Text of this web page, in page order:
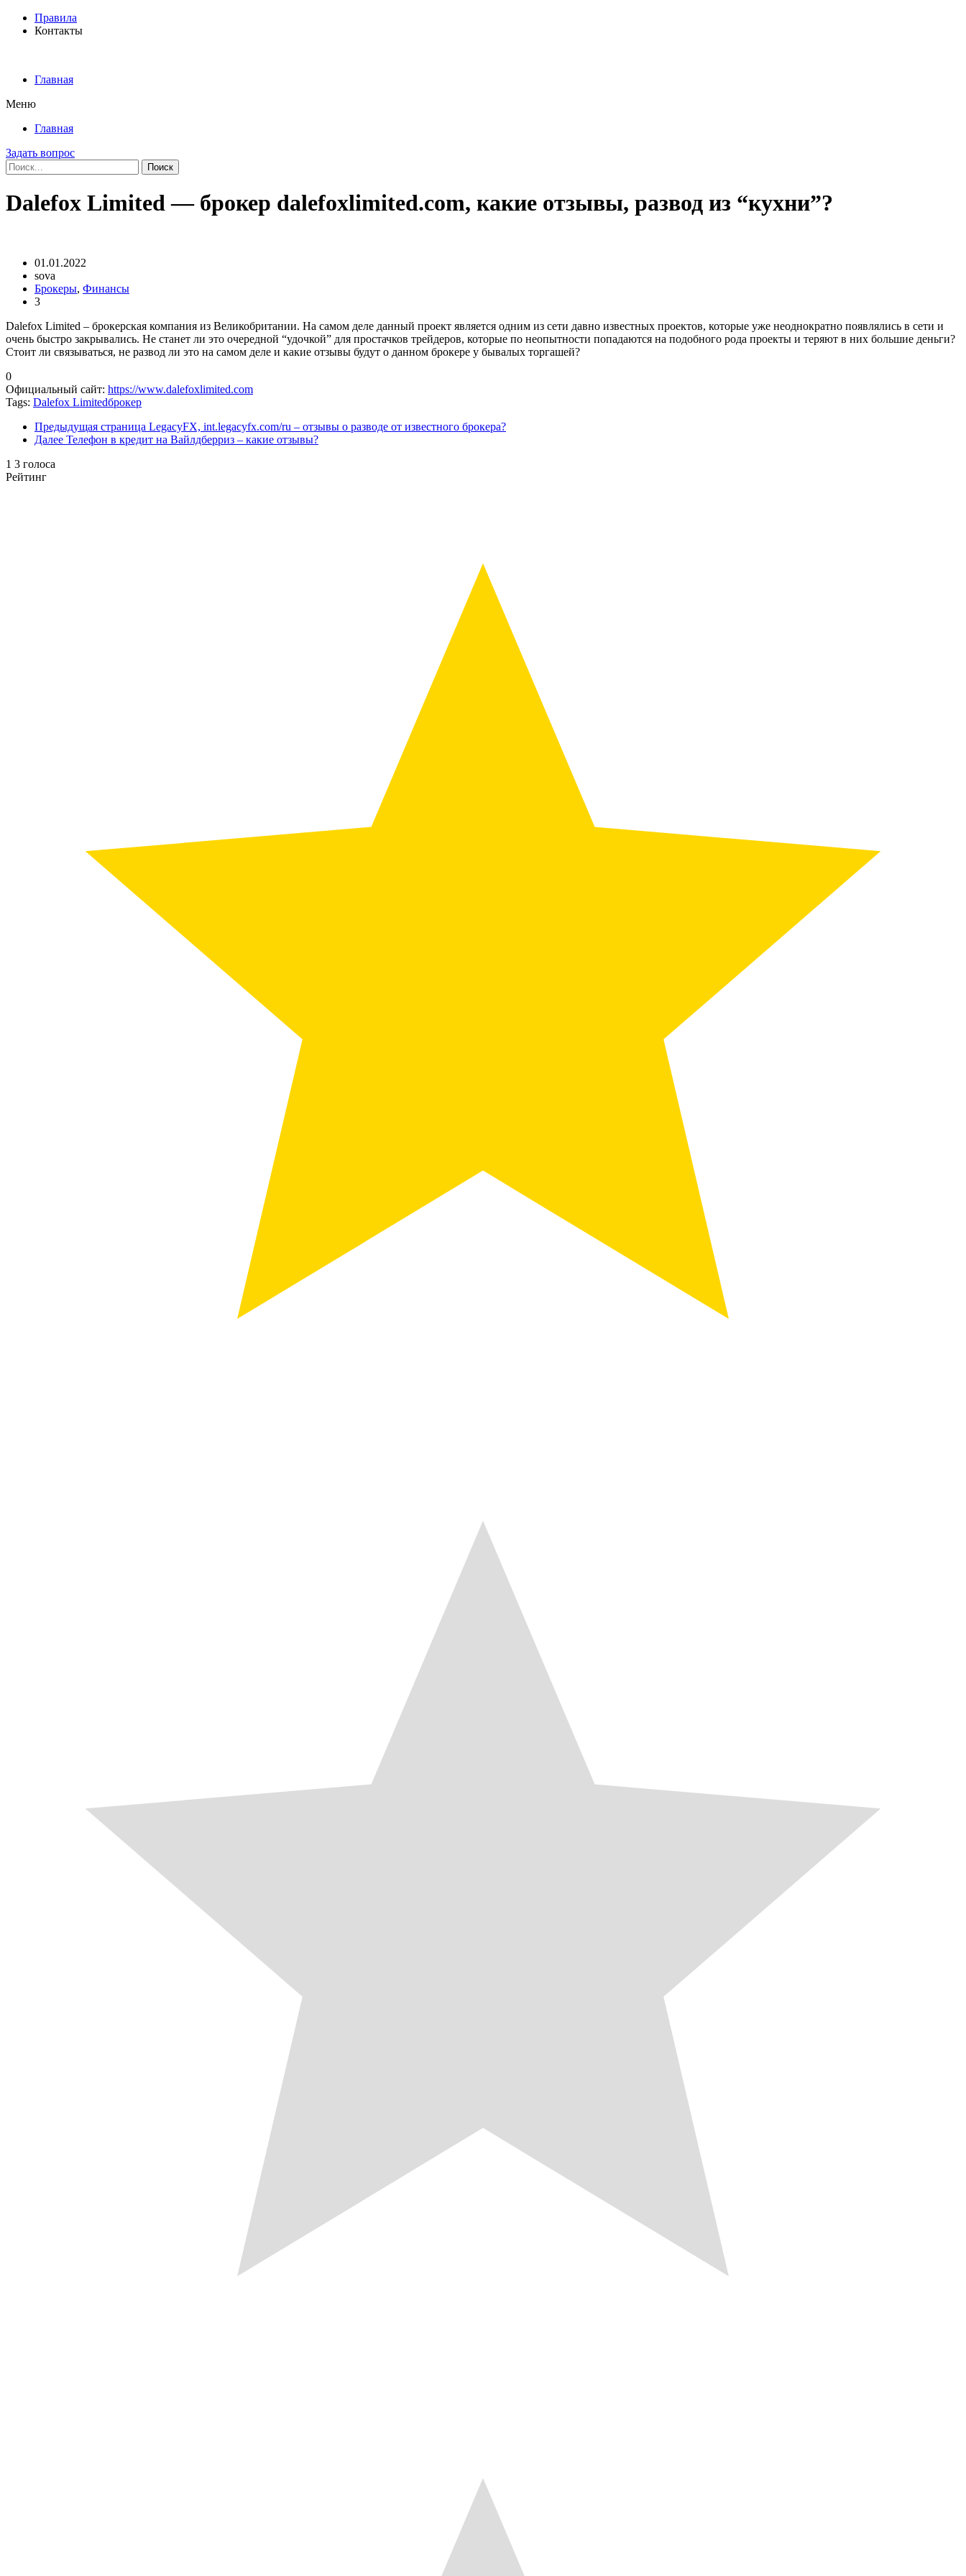
Правила
Контакты
Главная
Меню
Главная
Задать вопрос
Поиск
Dalefox Limited — брокер dalefoxlimited.com, какие отзывы, развод из “кухни”?
01.01.2022
sova
Брокеры, Финансы
3
Dalefox Limited – брокерская компания из Великобритании. На самом деле данный проект является одним из сети давно известных проектов, которые уже неоднократно появлялись в сети и
очень быстро закрывались. Не станет ли это очередной “удочкой” для простачков трейдеров, которые по неопытности попадаются на подобного рода проекты и теряют в них большие деньги?
Стоит ли связываться, не развод ли это на самом деле и какие отзывы будут о данном брокере у бывалых торгашей?
0
Официальный сайт: https://www.dalefoxlimited.com
Tags: Dalefox Limitedброкер
Предыдущая страница LegacyFX, int.legacyfx.com/ru – отзывы о разводе от известного брокера?
Далее Телефон в кредит на Вайлдберриз – какие отзывы?
1 3 голоса
Рейтинг